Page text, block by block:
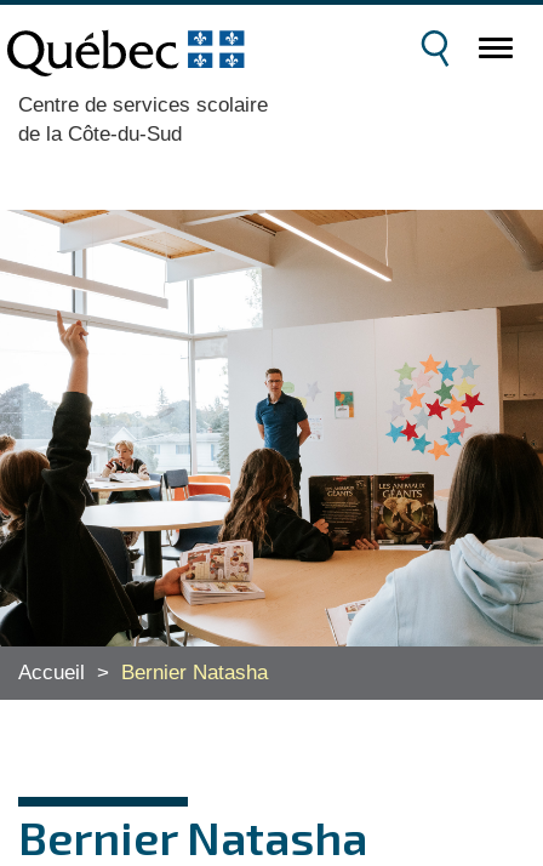
Centre de services scolaire
de la Côte-du-Sud
Accueil > Bernier Natasha
Bernier Natasha